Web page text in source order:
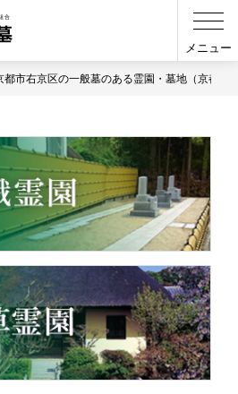
メニュー
都市右京区の一般墓のある霊園・墓地（京都府